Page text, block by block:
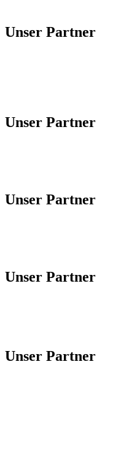
Unser Partner
Unser Partner
Unser Partner
Unser Partner
Unser Partner